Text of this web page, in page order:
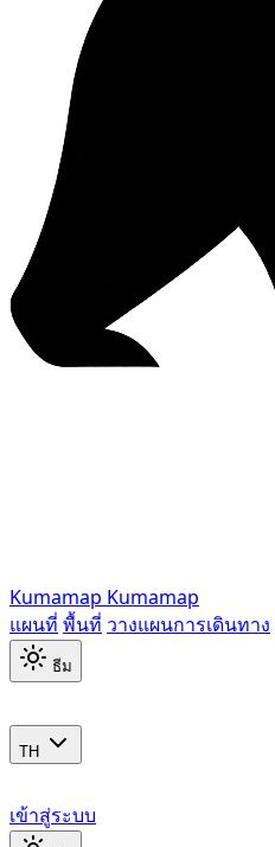
Kumamap Kumamap
แผนที่ พื้นที่ วางแผนการเดินทาง
ธีม
TH
เข้าสู่ระบบ